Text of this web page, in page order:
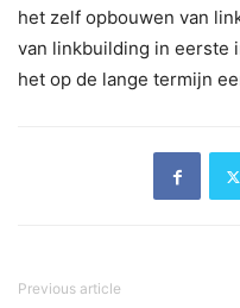
het zelf opbouwen van
van linkbuilding in eerste
het op de lange termijn
Previous article